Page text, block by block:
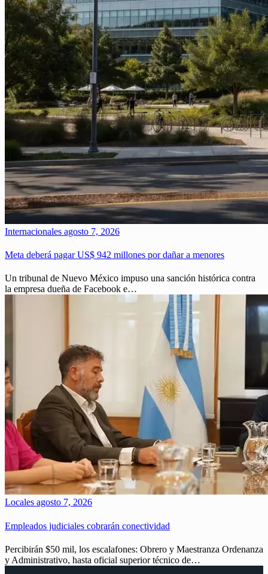
Internacionales agosto 7, 2026
Meta deberá pagar US$ 942 millones por dañar a menores
Un tribunal de Nuevo México impuso una sanción histórica contra
la empresa dueña de Facebook e…
Locales agosto 7, 2026
Empleados judiciales cobrarán conectividad
Percibirán $50 mil, los escalafones: Obrero y Maestranza Ordenanza
y Administrativo, hasta oficial superior técnico de…